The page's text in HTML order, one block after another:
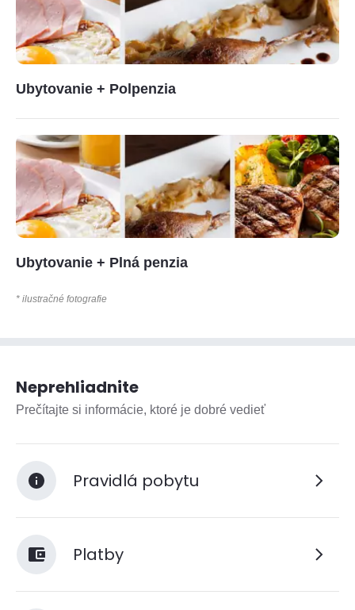
Ubytovanie + Polpenzia
Ubytovanie + Plná penzia
* ilustračné fotografie
Neprehliadnite
Prečítajte si informácie, ktoré je dobré vedieť
Pravidlá pobytu
Platby